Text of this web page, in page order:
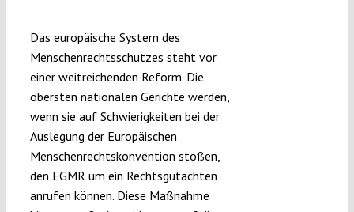
Projects
Das europäische System des
Menschenrechtsschutzes steht vor
einer weitreichenden Reform. Die
obersten nationalen Gerichte werden,
wenn sie auf Schwierigkeiten bei der
Auslegung der Europäischen
Menschenrechtskonvention stoßen,
den EGMR um ein Rechtsgutachten
anrufen können. Diese Maßnahme